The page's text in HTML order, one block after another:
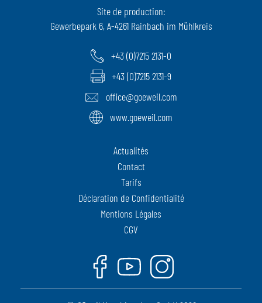
Site de production:
Gewerbepark 6, A-4261 Rainbach im Mühlkreis
+43 (0)7215 2131-0
+43 (0)7215 2131-9
office@goeweil.com
www.goeweil.com
Actualités
Contact
Tarifs
Déclaration de Confidentialité
Mentions Légales
CGV
Facebook
YoutubeInstagram